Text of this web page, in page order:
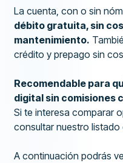
La cuenta, con o sin
débito gratuita, sin
mantenimiento.
crédito y prepago sin
Recomendable para
digital sin comisiones
Si te interesa comparar
consultar nuestro listado
A continuación podrás